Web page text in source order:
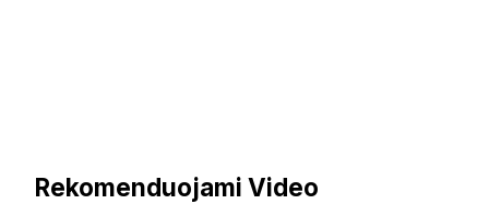
Rekomenduojami Video